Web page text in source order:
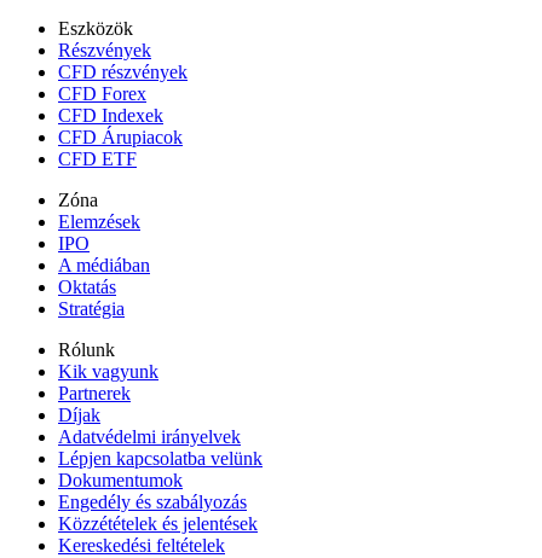
Eszközök
Részvények
CFD részvények
CFD Forex
CFD Indexek
CFD Árupiacok
CFD ETF
Zóna
Elemzések
IPO
A médiában
Oktatás
Stratégia
Rólunk
Kik vagyunk
Partnerek
Díjak
Adatvédelmi irányelvek
Lépjen kapcsolatba velünk
Dokumentumok
Engedély és szabályozás
Közzétételek és jelentések
Kereskedési feltételek